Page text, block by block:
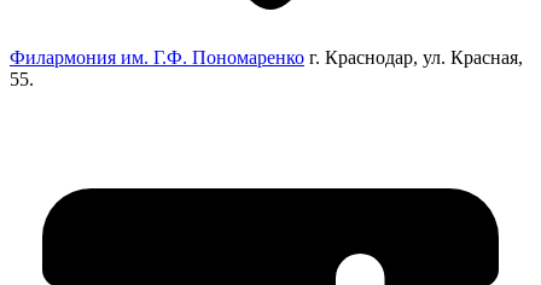
Филармония им. Г.Ф. Пономаренко г. Краснодар, ул. Красная,
55.